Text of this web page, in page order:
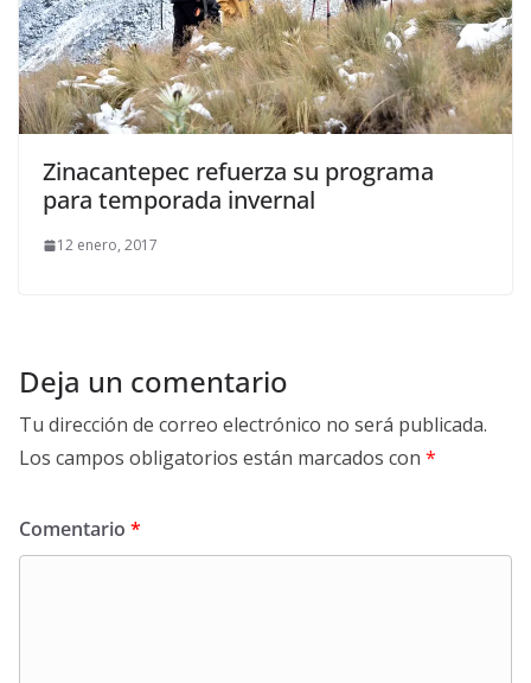
Zinacantepec refuerza su programa
para temporada invernal
12 enero, 2017
Deja un comentario
Tu dirección de correo electrónico no será publicada.
Los campos obligatorios están marcados con *
Comentario *